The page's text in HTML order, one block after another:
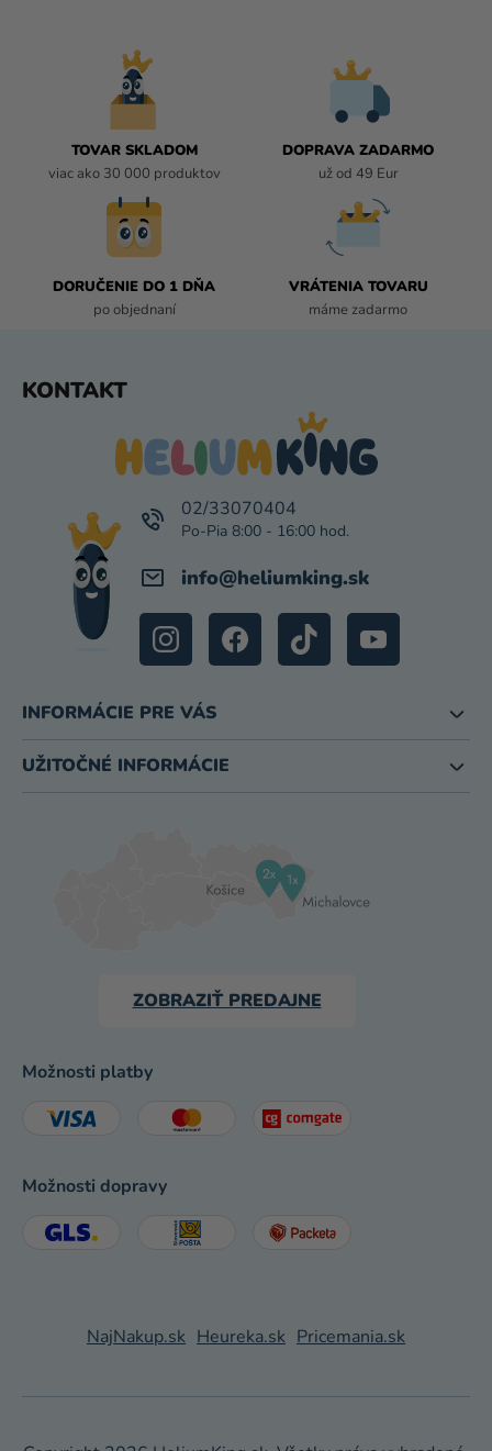
U
TOVAR SKLADOM
viac ako 30 000 produktov
DOPRAVA ZADARMO
už od 49 Eur
DORUČENIE DO 1 DŇA
po objednaní
VRÁTENIA TOVARU
máme zadarmo
KONTAKT
info@heliumking.sk
02/33070404
INFORMÁCIE PRE VÁS
UŽITOČNÉ INFORMÁCIE
ZOBRAZIŤ PREDAJNE
Možnosti platby
Možnosti dopravy
NajNakup.sk Heureka.sk Pricemania.sk